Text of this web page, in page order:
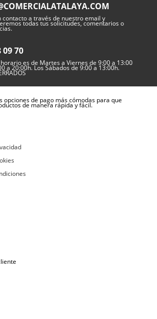
contacto a través de nuestro email y
todas tus solicitudes, comentarios o
09 70
es de Martes a Viernes de 9:00 a 13:00
a 20:00h. Los Sábados de 9:00 a 13:00h.
opciones de pago más cómodas para que
de manera rápida y fácil.